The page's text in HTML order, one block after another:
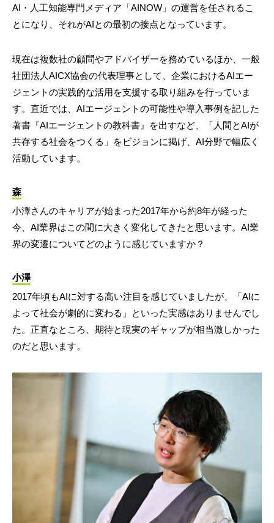
AI・人工知能専門メディア「AINOW」の運営を任されるこ
とになり、それがAIとの最初の接点となっています。
現在は複数社の顧問やアドバイザーを務めているほか、一般
社団法人AICX協会の代表理事として、企業におけるAIエー
ジェントの実践的な活用を支援する取り組みを行っていま
す。直近では、AIエージェントの可能性や導入事例を記した
著書『AIエージェントの教科書』を出すなど、「人間とAIが
共存する社会をつくる」をビジョンに掲げ、AI分野で幅広く
活動しています。
森
小澤さんのキャリアが始まった2017年から約8年が経った
今、AI業界はこの間に大きく変化してきたと思います。AI業
界の変遷についてどのように感じていますか？
小澤
2017年頃もAIに対する高い注目を感じていましたが、「AIに
よって社会が劇的に変わる」といった実感はありませんでし
た。正直なところ、期待と現実のギャップが相当激しかった
のだと思います。